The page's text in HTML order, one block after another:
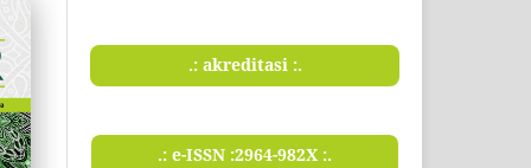
.: akreditasi :.
.: e-ISSN :2964-982X :.